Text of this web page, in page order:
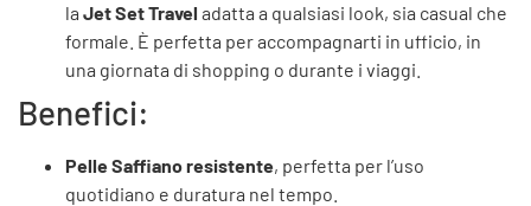
la Jet Set Travel adatta a qualsiasi look, sia casual che
formale. È perfetta per accompagnarti in ufficio, in
una giornata di shopping o durante i viaggi.
Benefici:
Pelle Saffiano resistente, perfetta per l’uso
quotidiano e duratura nel tempo.